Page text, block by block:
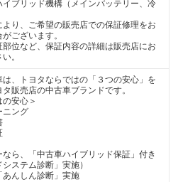
ブリッド機構（メインバッテリー、冷
り、ご希望の販売店での保証修理をお
ございます。
位など、保証内容の詳細は販売店にお
。
は、トヨタならではの「３つの安心」を
販売店の中古車ブランドです。
の安心＞
ング
ら、「中古車ハイブリッド保証」付き
システム診断」実施）
んしん診断」実施